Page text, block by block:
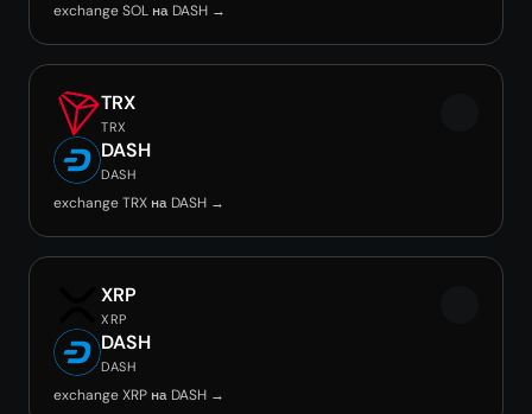
exchange SOL на DASH →
TRX
TRX
DASH
DASH
exchange TRX на DASH →
XRP
XRP
DASH
DASH
exchange XRP на DASH →